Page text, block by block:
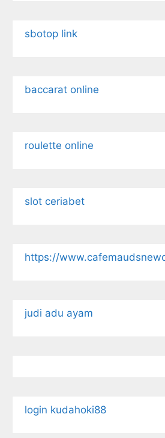
sbotop link
baccarat online
roulette online
slot ceriabet
https://
judi adu ayam
login kudahoki88